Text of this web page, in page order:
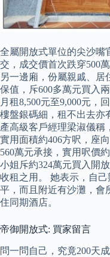
全屬開放式單位的尖沙嘴
交，成交價首次跌穿500
另一邊廂，份屬親戚、居
保值，斥600多萬元買入
月租8,500元至9,000元，
樓盤銀碼細，租不出去亦
產高級客戶經理梁淑儀稱
實用面積約406方呎，座
560萬元承接，實用呎價
小姐斥約324萬元買入開
收租之用。 她表示，自
平，而且附近有沙灘，會
住同期酒店。
帝御開放式: 買家留言
問一問自己，究竟200天